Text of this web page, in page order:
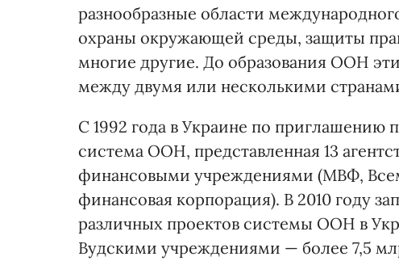
разнообразные области
охраны окружающей среды, защиты
многие другие. До образования ООН
между двумя или несколькими
С 1992 года в Украине по приглашению
система ООН, представленная 13
финансовыми учреждениями (МВФ,
финансовая корпорация). В 2010 году
различных проектов системы ООН в
Вудскими учреждениями — более 7,5